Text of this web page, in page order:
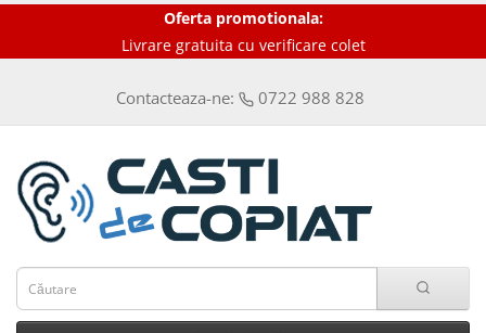
Oferta promotionala:
Livrare gratuita cu verificare colet
Contacteaza-ne: 0722 988 828